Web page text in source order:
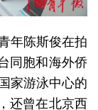
年陈斯俊在拍
同胞和海外侨
家游泳中心的
还曾在北京西